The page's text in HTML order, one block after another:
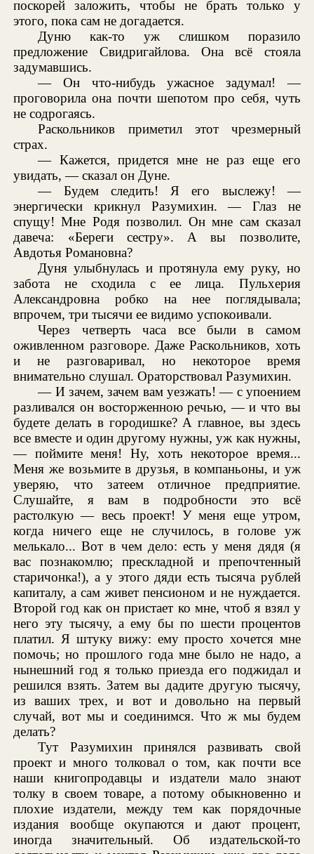
поскорей заложить, чтобы не брать только у
этого, пока сам не догадается.
Дуню как-то уж слишком поразило
предложение Свидригайлова. Она всё стояла
задумавшись.
— Он что-нибудь ужасное задумал! —
проговорила она почти шепотом про себя, чуть
не содрогаясь.
Раскольников приметил этот чрезмерный
страх.
— Кажется, придется мне не раз еще его
увидать, — сказал он Дуне.
— Будем следить! Я его выслежу! —
энергически крикнул Разумихин. — Глаз не
спущу! Мне Родя позволил. Он мне сам сказал
давеча: «Береги сестру». А вы позволите,
Авдотья Романовна?
Дуня улыбнулась и протянула ему руку, но
забота не сходила с ее лица. Пульхерия
Александровна робко на нее поглядывала;
впрочем, три тысячи ее видимо успокоивали.
Через четверть часа все были в самом
оживленном разговоре. Даже Раскольников, хоть
и не разговаривал, но некоторое время
внимательно слушал. Ораторствовал Разумихин.
— И зачем, зачем вам уезжать! — с упоением
разливался он восторженною речью, — и что вы
будете делать в городишке? А главное, вы здесь
все вместе и один другому нужны, уж как нужны,
— поймите меня! Ну, хоть некоторое время...
Меня же возьмите в друзья, в компаньоны, и уж
уверяю, что затеем отличное предприятие.
Слушайте, я вам в подробности это всё
растолкую — весь проект! У меня еще утром,
когда ничего еще не случилось, в голове уж
мелькало... Вот в чем дело: есть у меня дядя (я
вас познакомлю; прескладной и препочтенный
старичонка!), а у этого дяди есть тысяча рублей
капиталу, а сам живет пенсионом и не нуждается.
Второй год как он пристает ко мне, чтоб я взял у
него эту тысячу, а ему бы по шести процентов
платил. Я штуку вижу: ему просто хочется мне
помочь; но прошлого года мне было не надо, а
нынешний год я только приезда его поджидал и
решился взять. Затем вы дадите другую тысячу,
из ваших трех, и вот и довольно на первый
случай, вот мы и соединимся. Что ж мы будем
делать?
Тут Разумихин принялся развивать свой
проект и много толковал о том, как почти все
наши книгопродавцы и издатели мало знают
толку в своем товаре, а потому обыкновенно и
плохие издатели, между тем как порядочные
издания вообще окупаются и дают процент,
иногда значительный. Об издательской-то